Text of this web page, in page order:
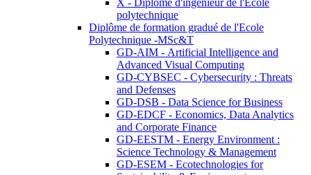
X - Diplôme d'ingénieur de l'Ecole
polytechnique
Diplôme de formation gradué de l'Ecole
Polytechnique -MSc&T
GD-AIM - Artificial Intelligence and
Advanced Visual Computing
GD-CYBSEC - Cybersecurity : Threats
and Defenses
GD-DSB - Data Science for Business
GD-EDCF - Economics, Data Analytics
and Corporate Finance
GD-EESTM - Energy Environment :
Science Technology & Management
GD-ESEM - Ecotechnologies for